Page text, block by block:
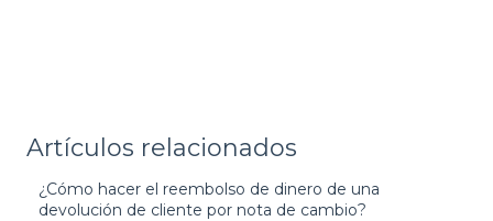
Artículos relacionados
¿Cómo hacer el reembolso de dinero de una
devolución de cliente por nota de cambio?